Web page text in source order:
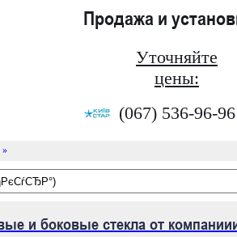
Продажа и
Уточняйте
цены:
(067) 536-96-96
»
и боковые стекла от